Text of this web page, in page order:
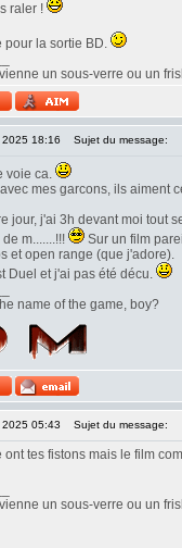
raler !
pour la sortie BD.
un sous-verre ou un
2025 18:16 Sujet du message:
voie ca.
mes garcons, ils aiment
jour, j'ai 3h devant moi tout
m.......!!!
Sur un film
et open range (que j'adore).
Duel et j'ai pas été décu.
name of the game, boy?
2025 05:43 Sujet du message:
tes fistons mais le film
un sous-verre ou un